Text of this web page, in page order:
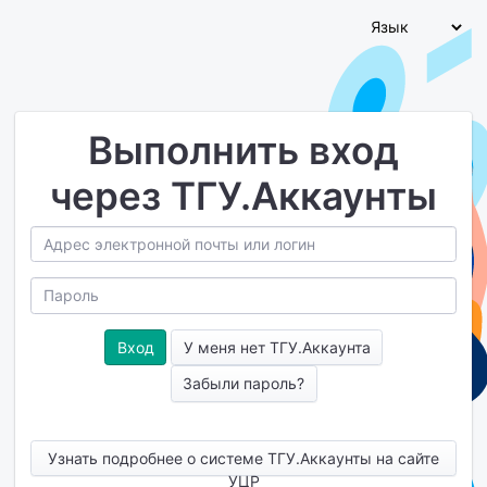
Выполнить вход
через ТГУ.Аккаунты
У меня нет ТГУ.Аккаунта
Забыли пароль?
Узнать подробнее о системе ТГУ.Аккаунты на сайте
УЦР